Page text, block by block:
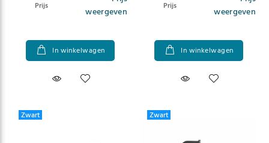
Prijs
weergeven
In winkelwagen
Prijs
weergeven
In winkelwagen
Zwart Zwart